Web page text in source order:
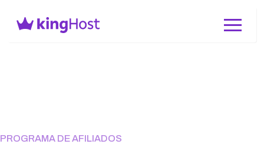
PROGRAMA DE AFILIADOS